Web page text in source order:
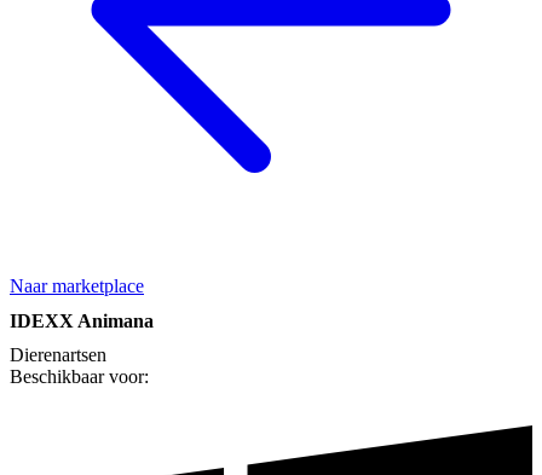
Naar marketplace
IDEXX Animana
Dierenartsen
Beschikbaar voor: